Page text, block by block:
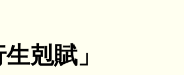
生剋賦」